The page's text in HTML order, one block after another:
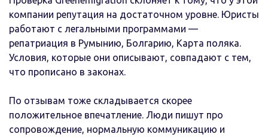
компании репутация на достаточном уровне. Юристы
работают с легальными программами —
репатриация в Румынию, Болгарию, Карта поляка.
Условия, которые они описывают, совпадают с тем,
что прописано в законах.
По отзывам тоже складывается скорее
положительное впечатление. Люди пишут про
сопровождение, нормальную коммуникацию и